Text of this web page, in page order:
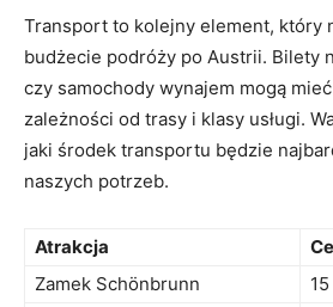
Transport to ‌kolejny element, który
budżecie podróży po Austrii. Bilety
czy samochody wynajem ‌mogą
zależności od trasy i klasy usługi.⁣
jaki środek transportu będzie
naszych potrzeb.
Atrakcja
Zamek Schönbrunn
15